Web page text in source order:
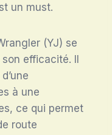
un must.
(YJ) se
efficacité. Il
à une
ce qui permet
route